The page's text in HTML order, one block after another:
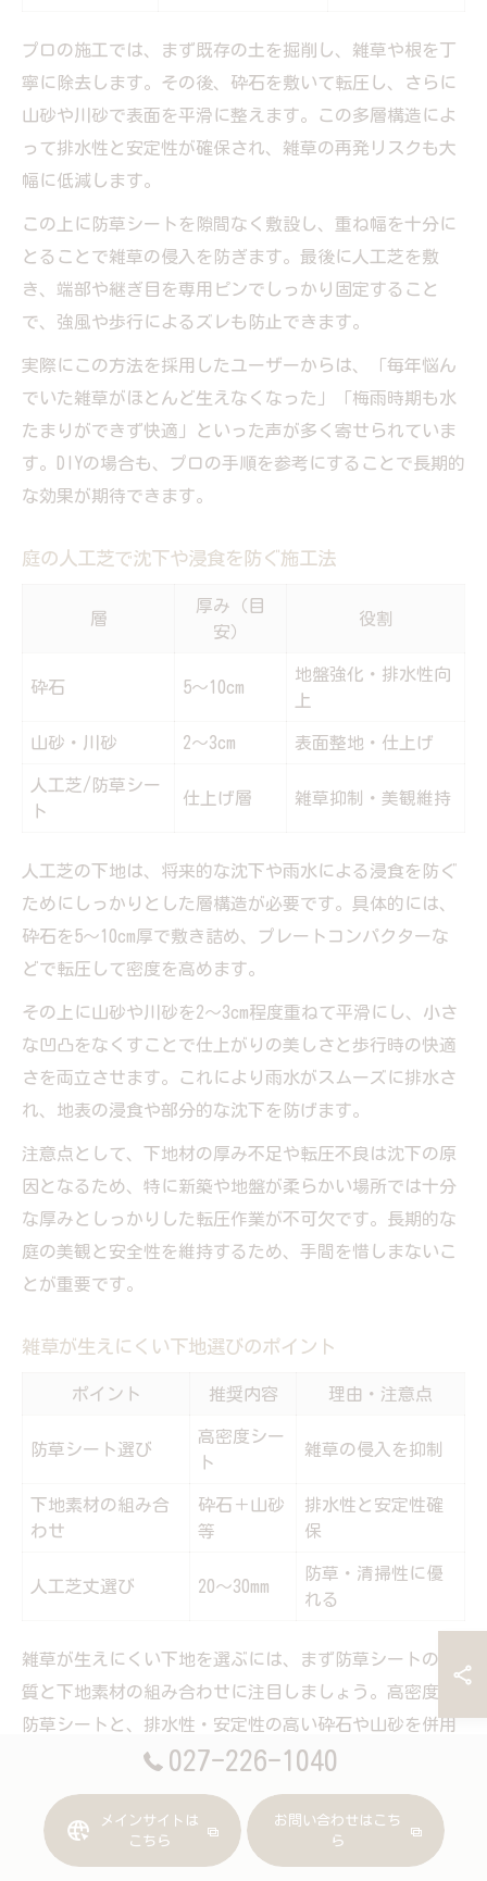
プロの施工では、まず既存の土を掘削し、雑草や根を丁
寧に除去します。その後、砕石を敷いて転圧し、さらに
山砂や川砂で表面を平滑に整えます。この多層構造によ
って排水性と安定性が確保され、雑草の再発リスクも大
幅に低減します。
この上に防草シートを隙間なく敷設し、重ね幅を十分に
とることで雑草の侵入を防ぎます。最後に人工芝を敷
き、端部や継ぎ目を専用ピンでしっかり固定すること
で、強風や歩行によるズレも防止できます。
実際にこの方法を採用したユーザーからは、「毎年悩ん
でいた雑草がほとんど生えなくなった」「梅雨時期も水
たまりができず快適」といった声が多く寄せられていま
す。DIYの場合も、プロの手順を参考にすることで長期的
な効果が期待できます。
庭の人工芝で沈下や浸食を防ぐ施工法
層
厚み（目
安）
役割
砕石 5～10cm
地盤強化・排水性向
上
山砂・川砂 2～3cm 表面整地・仕上げ
人工芝/防草シー
ト
仕上げ層 雑草抑制・美観維持
人工芝の下地は、将来的な沈下や雨水による浸食を防ぐ
ためにしっかりとした層構造が必要です。具体的には、
砕石を5～10cm厚で敷き詰め、プレートコンパクターな
どで転圧して密度を高めます。
その上に山砂や川砂を2～3cm程度重ねて平滑にし、小さ
な凹凸をなくすことで仕上がりの美しさと歩行時の快適
さを両立させます。これにより雨水がスムーズに排水さ
れ、地表の浸食や部分的な沈下を防げます。
注意点として、下地材の厚み不足や転圧不良は沈下の原
因となるため、特に新築や地盤が柔らかい場所では十分
な厚みとしっかりした転圧作業が不可欠です。長期的な
庭の美観と安全性を維持するため、手間を惜しまないこ
とが重要です。
雑草が生えにくい下地選びのポイント
ポイント 推奨内容 理由・注意点
防草シート選び
高密度シー
ト
雑草の侵入を抑制
下地素材の組み合
わせ
砕石＋山砂
等
排水性と安定性確
保
人工芝丈選び 20～30mm
防草・清掃性に優
れる
雑草が生えにくい下地を選ぶには、まず防草シートの品
質と下地素材の組み合わせに注目しましょう。高密度の
防草シートと、排水性・安定性の高い砕石や山砂を併用
することで、雑草の侵入や根の成長を抑制できます。
また、人工芝の丈の選び方も重要です。庭の用途や見た
目の好みにもよりますが、20～30mm程度の丈が群馬県の
ような酷暑エリアではおすすめです。丈が短すぎると防
027-226-1040
メインサイトは
こちら
お問い合わせはこち
ら